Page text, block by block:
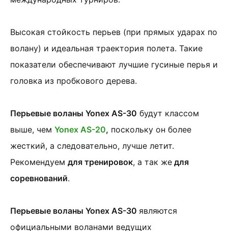
Высокая стойкость перьев (при прямых ударах по
волану) и идеальная траектория полета. Такие
показатели обеспечивают лучшие гусиные перья и
головка из пробкового дерева.
Перьевые воланы Yonex AS-30 будут классом
выше, чем Yonex AS-20, поскольку он более
жесткий, а следовательно, лучше летит.
Рекомендуем для тренировок, а так же для
соревнований.
Перьевые воланы Yonex AS-30 являются
официальными воланами ведущих